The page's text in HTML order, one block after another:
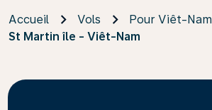
Accueil Vols
Pour Viêt-Nam
St Martin île - Viêt-Nam